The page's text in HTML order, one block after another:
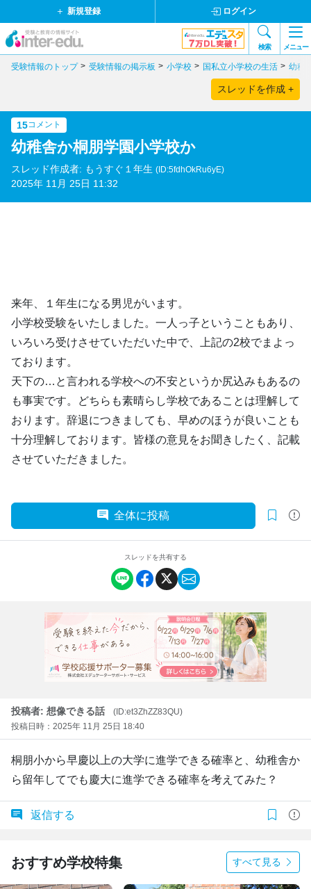
新規登録 ログイン
検索 メニュー
受験情報のトップ 受験情報の掲示板 小学校 国私立小学校の生活 幼稚
スレッドを作成 +
15コメント
幼稚舎か桐朋学園小学校か
スレッド作成者: もうすぐ１年生 (ID:5fdhOkRu6yE)
2025年 11月 25日 11:32
来年、１年生になる男児がいます。
小学校受験をいたしました。一人っ子ということもあり、
いろいろ受けさせていただいた中で、上記の2校でまよっ
ております。
天下の…と言われる学校への不安というか尻込みもあるの
も事実です。どちらも素晴らし学校であることは理解して
おります。辞退につきましても、早めのほうが良いことも
十分理解しております。皆様の意見をお聞きしたく、記載
させていただきました。
全体に投稿
スレッドを共有する
投稿者: 想像できる話
(ID:et3ZhZZ83QU)
投稿日時：2025年 11月 25日 18:40
桐朋小から早慶以上の大学に進学できる確率と、幼稚舎か
ら留年してでも慶大に進学できる確率を考えてみた？
返信する
おすすめ学校特集 すべて見る